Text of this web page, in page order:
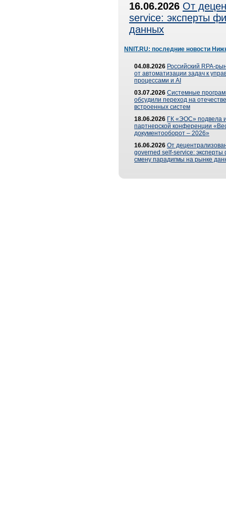
16.06.2026 От
service: эксперты
данных
NNIT.RU: последние новости
04.08.2026 Российский RPA-
от автоматизации задач к
процессами и AI
03.07.2026 Системные
обсудили переход на
встроенных систем
18.06.2026 ГК «ЭОС» подвела
партнерской конференции
документооборот – 2026»
16.06.2026 От
governed self-service: эксперты
смену парадигмы на рынке